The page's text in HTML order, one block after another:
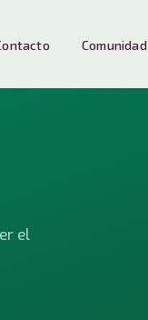
Comunidad
el